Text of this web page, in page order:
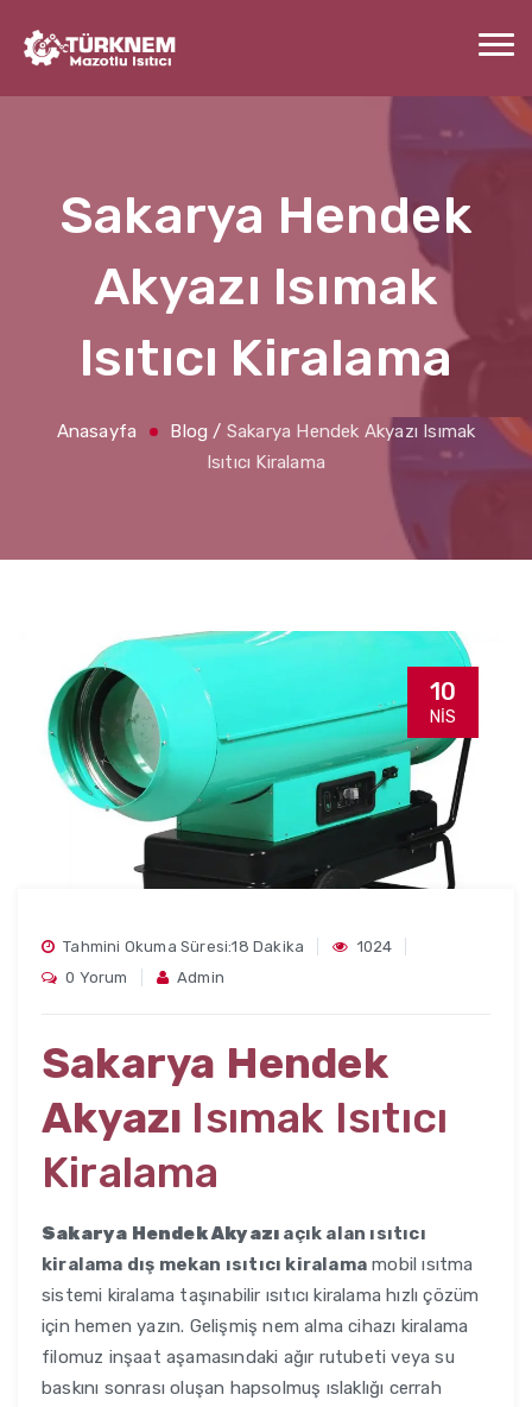
Sakarya Hendek
Akyazı Isımak
Isıtıcı Kiralama
Anasayfa Blog / Sakarya Hendek Akyazı Isımak
Isıtıcı Kiralama
10
NIS
Tahmini Okuma Süresi:18 Dakika
1024
0 Yorum
Admin
Sakarya Hendek
Akyazı Isımak Isıtıcı
Kiralama
Sakarya Hendek Akyazı açık alan ısıtıcı
kiralama dış mekan ısıtıcı kiralama mobil ısıtma
sistemi kiralama taşınabilir ısıtıcı kiralama hızlı çözüm
için hemen yazın. Gelişmiş nem alma cihazı kiralama
filomuz inşaat aşamasındaki ağır rutubeti veya su
baskını sonrası oluşan hapsolmuş ıslaklığı cerrah